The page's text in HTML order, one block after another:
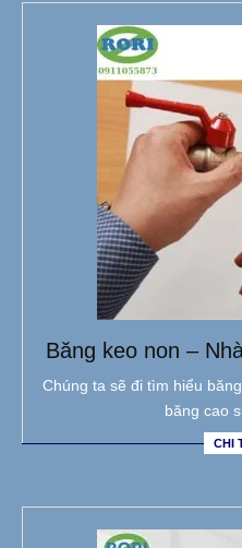
Băng keo non –
Chúng ta sẽ đi tìm hiểu
băng cao
CHI